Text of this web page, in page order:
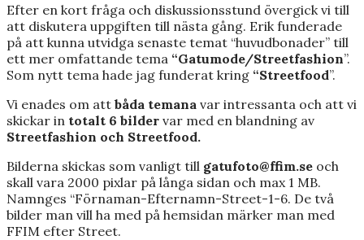
Efter en kort fråga och diskussionsstund övergick vi till
att diskutera uppgiften till nästa gång. Erik funderade
på att kunna utvidga senaste temat “huvudbonader” till
ett mer omfattande tema “Gatumode/Streetfashion”.
Som nytt tema hade jag funderat kring “Streetfood”.
Vi enades om att båda temana var intressanta och att vi
skickar in totalt 6 bilder var med en blandning av
Streetfashion och Streetfood.
Bilderna skickas som vanligt till gatufoto@ffim.se och
skall vara 2000 pixlar på långa sidan och max 1 MB.
Namnges “Förnaman-Efternamn-Street-1-6. De två
bilder man vill ha med på hemsidan märker man med
FFIM efter Street.